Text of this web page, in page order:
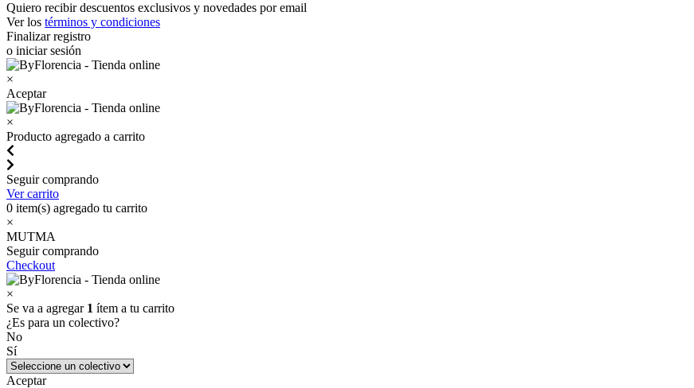
Quiero recibir descuentos exclusivos y novedades por email
Ver los términos y condiciones
Finalizar registro
o iniciar sesión
×
Aceptar
×
Producto agregado a carrito
Seguir comprando
Ver carrito
0 item(s) agregado tu carrito
×
MUTMA
Seguir comprando
Checkout
×
Se va a agregar 1 ítem a tu carrito
¿Es para un colectivo?
No
Sí
Aceptar